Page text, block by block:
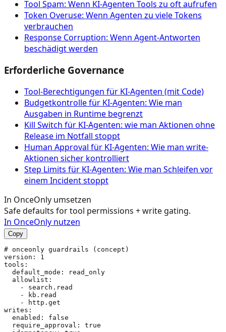
Tool Spam: Wenn KI-Agenten Tools zu oft aufrufen
Token Overuse: Wenn Agenten zu viele Tokens
verbrauchen
Response Corruption: Wenn Agent-Antworten
beschädigt werden
Erforderliche Governance
Tool‑Berechtigungen für KI‑Agenten (mit Code)
Budgetkontrolle für KI-Agenten: Wie man
Ausgaben in Runtime begrenzt
Kill Switch für KI-Agenten: wie man Aktionen ohne
Release im Notfall stoppt
Human Approval für KI-Agenten: Wie man write-
Aktionen sicher kontrolliert
Step Limits für KI-Agenten: Wie man Schleifen vor
einem Incident stoppt
In OnceOnly umsetzen
Safe defaults for tool permissions + write gating.
In OnceOnly nutzen
Copy
# onceonly guardrails (concept)
version: 1
tools:
  default_mode: read_only
  allowlist:
    - search.read
    - kb.read
    - http.get
writes:
  enabled: false
  require_approval: true